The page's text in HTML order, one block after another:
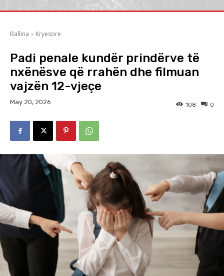
Ballina Kryesore
Padi penale kundër prindërve të
nxënësve që rrahën dhe filmuan
vajzën 12-vjeçe
May 20, 2026 0
108